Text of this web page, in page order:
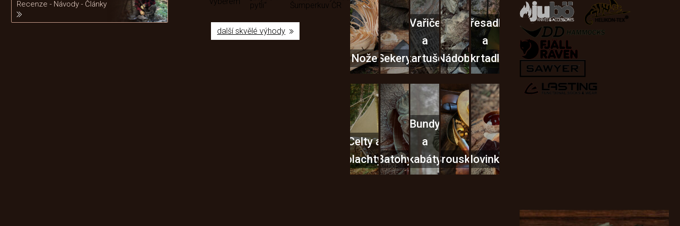
Recenze - Návody - Články
pytli“
Šumperkuv ČR
další skvělé výhody
NožeSekery
Vařiče
a
kartušeNádobí
Křesadla
a
škrtadla
Celty a
plachtyBatohy
Bundy
a
kabátyBrouskyNovinky